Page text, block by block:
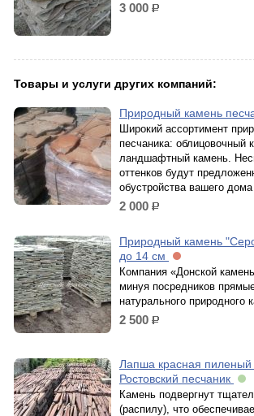
3 000 р.
Товары и услуги других компаний:
Природный камень
Широкий ассортимент
песчаника: облицовочный
ландшафтный камень.
оттенков будут
обустройства вашего
2 000 р.
Природный камень
до 14 см
Компания «Донской
минуя посредников
натурального природного
2 500 р.
Лапша красная пиленый
Ростовский песчаник
Камень подвергнут
(распилу), что